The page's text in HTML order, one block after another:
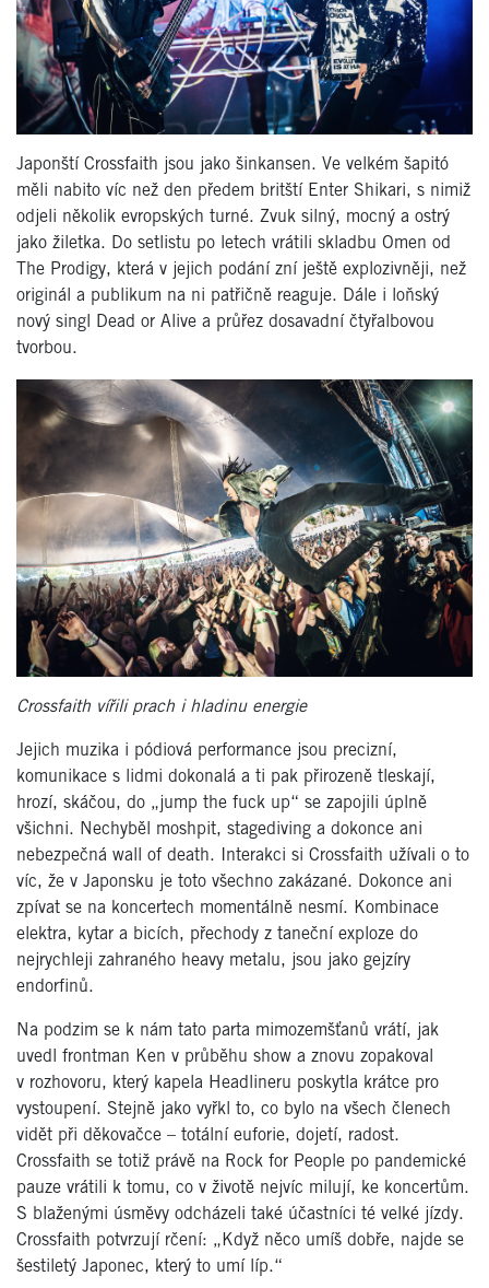
Japonští Crossfaith jsou jako šinkansen. Ve velkém šapitó
měli nabito víc než den předem britští Enter Shikari, s nimiž
odjeli několik evropských turné. Zvuk silný, mocný a ostrý
jako žiletka. Do setlistu po letech vrátili skladbu Omen od
The Prodigy, která v jejich podání zní ještě explozivněji, než
originál a publikum na ni patřičně reaguje. Dále i loňský
nový singl Dead or Alive a průřez dosavadní čtyřalbovou
tvorbou.
Crossfaith vířili prach i hladinu energie
Jejich muzika i pódiová performance jsou precizní,
komunikace s lidmi dokonalá a ti pak přirozeně tleskají,
hrozí, skáčou, do „jump the fuck up“ se zapojili úplně
všichni. Nechyběl moshpit, stagediving a dokonce ani
nebezpečná wall of death. Interakci si Crossfaith užívali o to
víc, že v Japonsku je toto všechno zakázané. Dokonce ani
zpívat se na koncertech momentálně nesmí. Kombinace
elektra, kytar a bicích, přechody z taneční exploze do
nejrychleji zahraného heavy metalu, jsou jako gejzíry
endorfinů.
Na podzim se k nám tato parta mimozemšťanů vrátí, jak
uvedl frontman Ken v průběhu show a znovu zopakoval
v rozhovoru, který kapela Headlineru poskytla krátce pro
vystoupení. Stejně jako vyřkl to, co bylo na všech členech
vidět při děkovačce – totální euforie, dojetí, radost.
Crossfaith se totiž právě na Rock for People po pandemické
pauze vrátili k tomu, co v životě nejvíc milují, ke koncertům.
S blaženými úsměvy odcházeli také účastníci té velké jízdy.
Crossfaith potvrzují rčení: „Když něco umíš dobře, najde se
šestiletý Japonec, který to umí líp.“